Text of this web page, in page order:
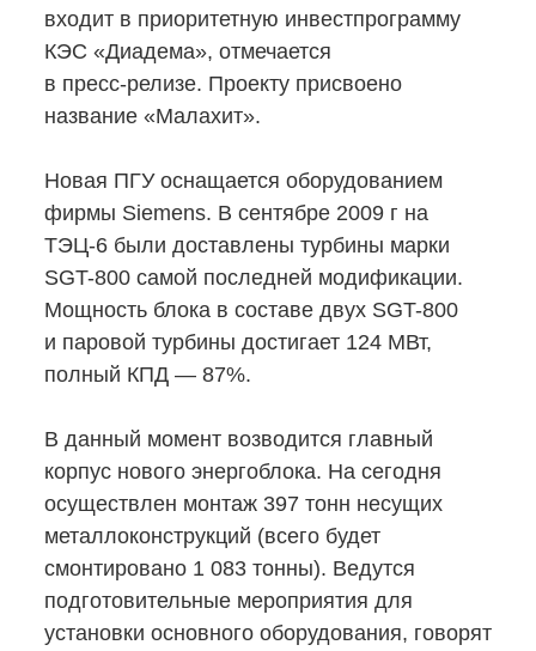
входит в приоритетную инвестпрограмму
КЭС «Диадема», отмечается
в пресс-релизе. Проекту присвоено
название «Малахит».
Новая ПГУ оснащается оборудованием
фирмы Siemens. В сентябре 2009 г на
ТЭЦ-6 были доставлены турбины марки
SGT-800 самой последней модификации.
Мощность блока в составе двух SGT-800
и паровой турбины достигает 124 МВт,
полный КПД — 87%.
В данный момент возводится главный
корпус нового энергоблока. На сегодня
осуществлен монтаж 397 тонн несущих
металлоконструкций (всего будет
смонтировано 1 083 тонны). Ведутся
подготовительные мероприятия для
установки основного оборудования, говорят